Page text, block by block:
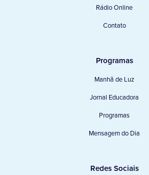
Rádio Online
Contato
Programas
Manhã de Luz
Jornal Educadora
Programas
Mensagem do Dia
Redes Sociais